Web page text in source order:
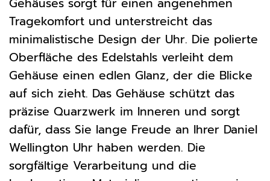
Tragekomfort und unterstreicht das
minimalistische Design der Uhr. Die polierte
Oberfläche des Edelstahls verleiht dem
Gehäuse einen edlen Glanz, der die Blicke
auf sich zieht. Das Gehäuse schützt das
präzise Quarzwerk im Inneren und sorgt
dafür, dass Sie lange Freude an Ihrer Daniel
Wellington Uhr haben werden. Die
sorgfältige Verarbeitung und die